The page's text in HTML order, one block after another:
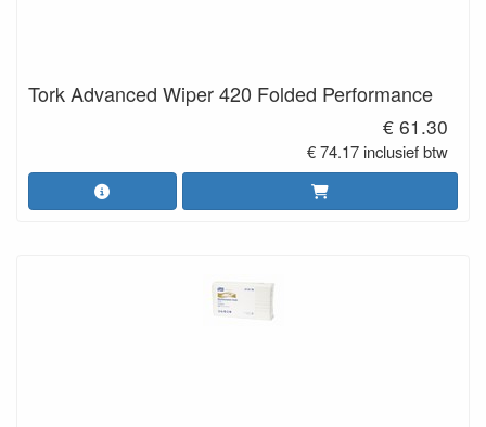
Tork Advanced Wiper 420 Folded Performance
€ 61.30
€ 74.17 inclusief btw